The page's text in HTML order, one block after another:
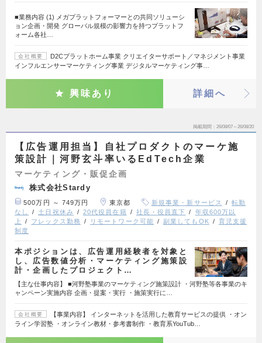
■業務内容 (1) メガプラットフォーマーとの共同ソリューシ
ョン企画・開発 グローバル規模の影響力を持つプラットフ
ォーム各社…
会社概要
D2Cプラットホーム事業 クリエイターサポート／マネジメント事業
インフルエンサーマーケティング事業 デジタルマーケティング事…
興味あり 詳細へ
掲載期間 26/08/07～26/08/20
【広告運用担当】自社プロダクトのマーケ施
策設計｜河野玄斗率いるEdTech企業
マーケティング・販促企画
株式会社Stardy
500万円 ～ 749万円 東京都 新規事業・新サービス
転勤
なし
土日祝休み 20代役員在籍 社長・役員直下
年収600万以
上
フレックス勤務 リモートワーク可能 副業してもOK
育児支援
制度
本ポジションは、広告運用経験者を対象と
し、広告数値分析・マーケティング施策設
計・企画したプロジェクト…
【主な仕事内容】 ■河野塾事業のマーケティング施策設計 ・河野塾等各事業のキ
ャンペーン実施内容 企画・提案・実行 ・施策実行に…
会社概要
【事業内容】 インターネットを活用した教育サービスの提供 ・オン
ライン学習塾 ・オンライン教材・参考書制作 ・教育系YouTub…